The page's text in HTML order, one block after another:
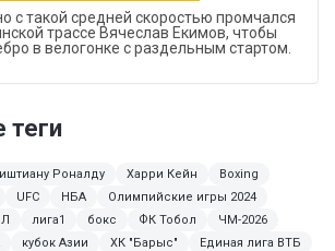
с такой средней скоростью промчался
трассе Вячеслав Екимов, чтобы
в велогонке с раздельным стартом.
теги
Роналду Харри Кейн
Boxing
UFC НБА
Олимпийские игры 2024
лига1 бокс ФК Тобол
ЧМ-2026
кубок Азии ХК "Барыс"
Единая лига ВТБ